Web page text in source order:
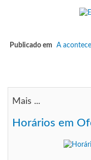
Publicado em A
Mais ...
Horários em